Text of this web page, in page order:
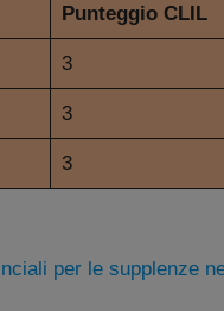
Punteggio CLIL
3
3
3
per le supplenze